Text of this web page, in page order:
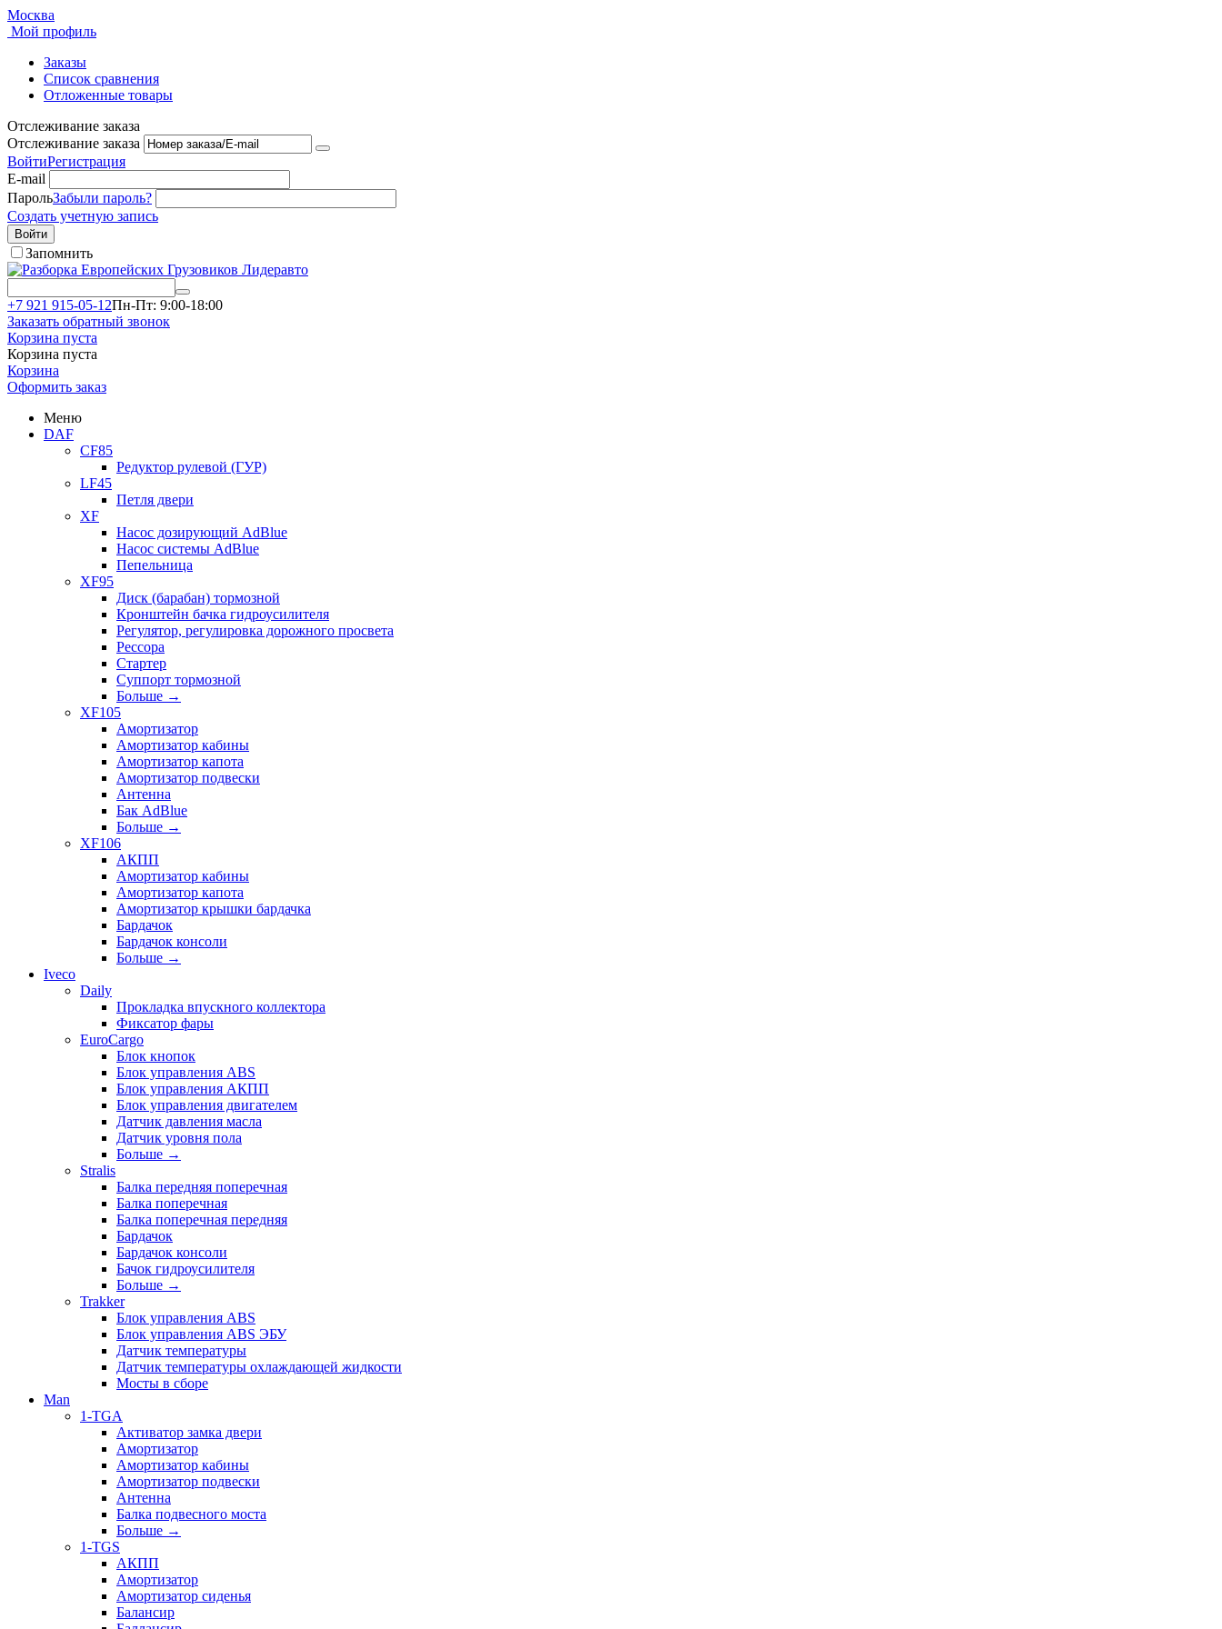
Москва
Мой профиль
Заказы
Список сравнения
Отложенные товары
Отслеживание заказа
Отслеживание заказа
ВойтиРегистрация
E-mail
ПарольЗабыли пароль?
Создать учетную запись
Войти
Запомнить
+7 921 915-05-12Пн-Пт: 9:00-18:00
Заказать обратный звонок
Корзина пуста
Корзина пуста
Корзина
Оформить заказ
Меню
DAF
CF85
Редуктор рулевой (ГУР)
LF45
Петля двери
XF
Насос дозирующий AdBlue
Насос системы AdBlue
Пепельница
XF95
Диск (барабан) тормозной
Кронштейн бачка гидроусилителя
Регулятор, регулировка дорожного просвета
Рессора
Стартер
Суппорт тормозной
Больше →
XF105
Амортизатор
Амортизатор кабины
Амортизатор капота
Амортизатор подвески
Антенна
Бак AdBlue
Больше →
XF106
АКПП
Амортизатор кабины
Амортизатор капота
Амортизатор крышки бардачка
Бардачок
Бардачок консоли
Больше →
Iveco
Daily
Прокладка впускного коллектора
Фиксатор фары
EuroCargo
Блок кнопок
Блок управления ABS
Блок управления АКПП
Блок управления двигателем
Датчик давления масла
Датчик уровня пола
Больше →
Stralis
Балка передняя поперечная
Балка поперечная
Балка поперечная передняя
Бардачок
Бардачок консоли
Бачок гидроусилителя
Больше →
Trakker
Блок управления ABS
Блок управления ABS ЭБУ
Датчик температуры
Датчик температуры охлаждающей жидкости
Мосты в сборе
Man
1-TGA
Активатор замка двери
Амортизатор
Амортизатор кабины
Амортизатор подвески
Антенна
Балка подвесного моста
Больше →
1-TGS
АКПП
Амортизатор
Амортизатор сиденья
Балансир